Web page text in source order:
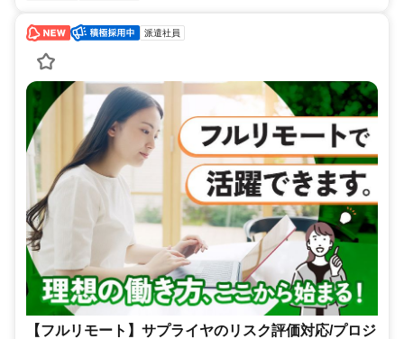
派遣社員
【フルリモート】サプライヤのリスク評価対応/プロジ